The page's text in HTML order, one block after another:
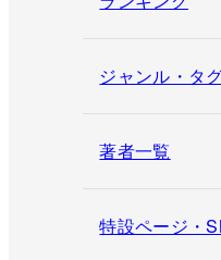
ジャンル・タ
著者一覧
特設ページ・